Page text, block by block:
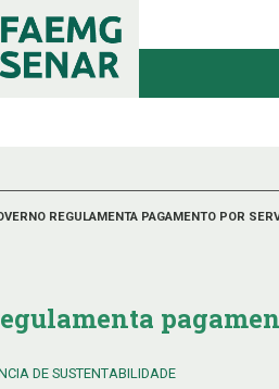
REGULAMENTA PAGAMENTO POR
DE SUSTENTABILIDADE